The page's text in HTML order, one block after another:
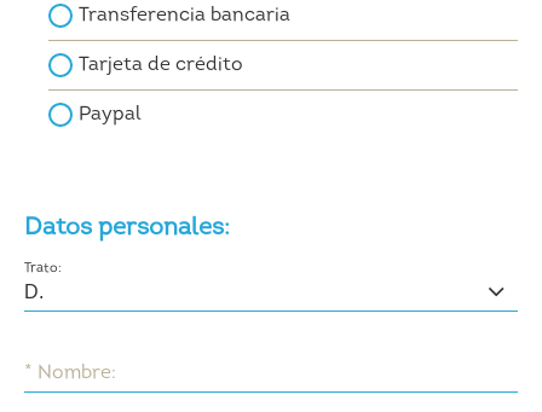
Transferencia bancaria
Tarjeta de crédito
Paypal
Datos personales:
Trato:
* Nombre: